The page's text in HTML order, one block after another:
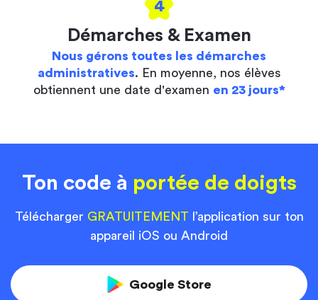
4
Démarches & Examen
Nous gérons toutes les démarches
administratives. En moyenne, nos élèves
obtiennent une date d'examen en 23 jours*
Ton code à portée de doigts
Télécharger GRATUITEMENT l’application sur ton
appareil iOS ou Android
Google Store